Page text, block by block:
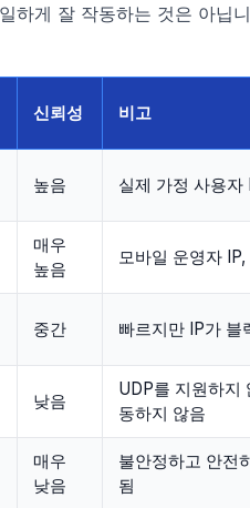
하게 잘 작동하는 것은 아닙
신뢰성 비고
높음 실제 가정 사용자
매우
높음
모바일 운영자
중간 빠르지만 IP가 블
낮음
UDP를 지원하지
동하지 않음
매우
낮음
불안정하고 안전
됨